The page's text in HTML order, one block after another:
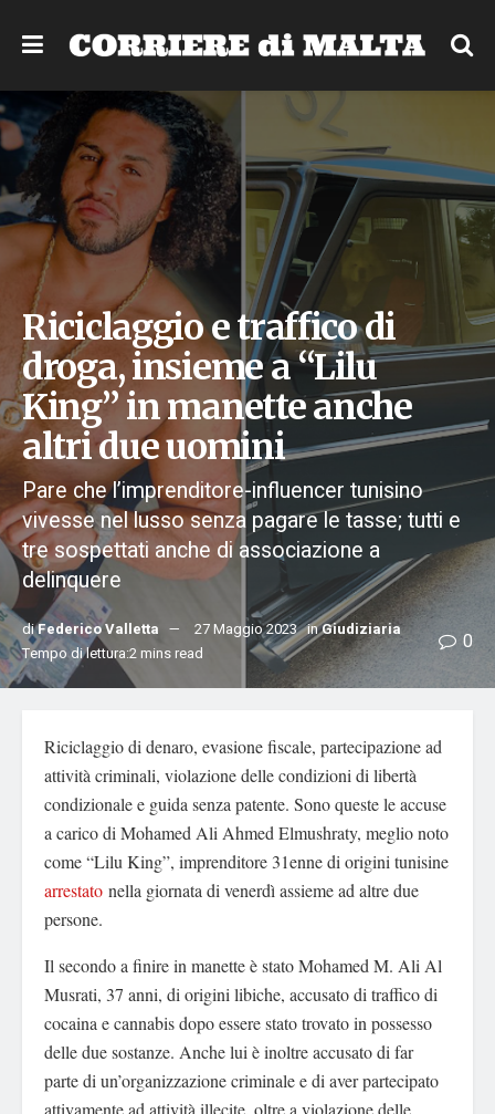
Riciclaggio e traffico di
droga, insieme a “Lilu
King” in manette anche
altri due uomini
Pare che l’imprenditore-influencer tunisino
vivesse nel lusso senza pagare le tasse; tutti e
tre sospettati anche di associazione a
delinquere
diFederico Valletta 27 Maggio 2023 inGiudiziaria
Tempo di lettura:2 mins read
0
Riciclaggio di denaro, evasione fiscale, partecipazione ad
attività criminali, violazione delle condizioni di libertà
condizionale e guida senza patente. Sono queste le accuse
a carico di Mohamed Ali Ahmed Elmushraty, meglio noto
come “Lilu King”, imprenditore 31enne di origini tunisine
arrestato nella giornata di venerdì assieme ad altre due
persone.
Il secondo a finire in manette è stato Mohamed M. Ali Al
Musrati, 37 anni, di origini libiche, accusato di traffico di
cocaina e cannabis dopo essere stato trovato in possesso
delle due sostanze. Anche lui è inoltre accusato di far
parte di un’organizzazione criminale e di aver partecipato
attivamente ad attività illecite, oltre a violazione delle